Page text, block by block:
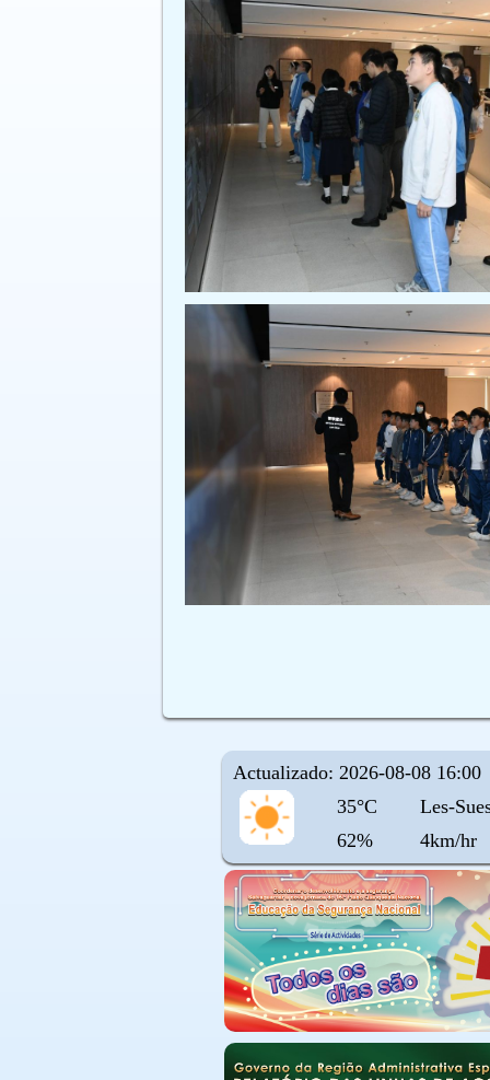
Actualizado: 2026-08-08 16:00
35°C
Les-
62%
4km/hr